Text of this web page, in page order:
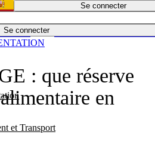
Se connecter
et Transport
Español
Se connecter
: que réserve
en